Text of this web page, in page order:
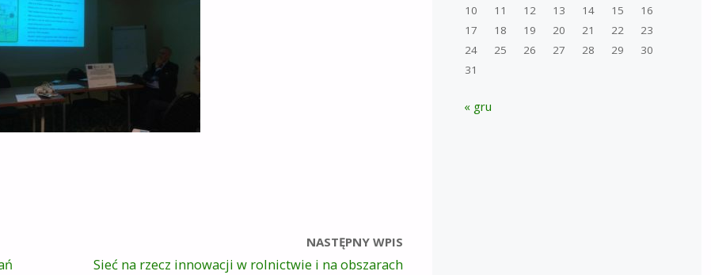
NASTĘPNY WPIS
Sieć na rzecz innowacji w rolnictwie i na obszarach
10
11 12 13 14 15
16
17
18 19 20 21 22
23
24
25 26 27 28 29
30
31
« gru